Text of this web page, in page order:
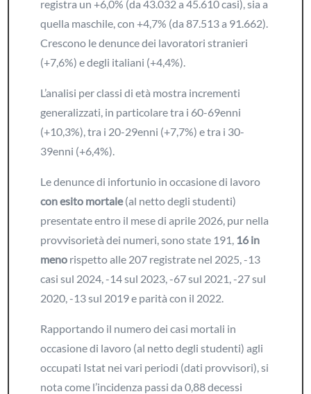
registra un +6,0% (da 43.032 a 45.610 casi), sia a
quella maschile, con +4,7% (da 87.513 a 91.662).
Crescono le denunce dei lavoratori stranieri
(+7,6%) e degli italiani (+4,4%).
L’analisi per classi di età mostra incrementi
generalizzati, in particolare tra i 60-69enni
(+10,3%), tra i 20-29enni (+7,7%) e tra i 30-
39enni (+6,4%).
Le denunce di infortunio in occasione di lavoro
con esito mortale(al netto degli studenti)
presentate entro il mese di aprile 2026, pur nella
provvisorietà dei numeri, sono state 191, 16 in
meno rispetto alle 207 registrate nel 2025, -13
casi sul 2024, -14 sul 2023, -67 sul 2021, -27 sul
2020, -13 sul 2019 e parità con il 2022.
Rapportando il numero dei casi mortali in
occasione di lavoro (al netto degli studenti) agli
occupati Istat nei vari periodi (dati provvisori), si
nota come l’incidenza passi da 0,88 decessi